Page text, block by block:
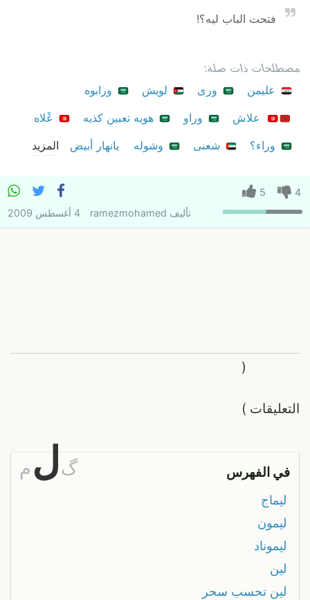
فتحت الباب ليه؟!
مصطلحات ذات صلة:
عليمن
ورى لويش
ورابوه
علاش
وراو هويه تعبين كذيه
عْلاه
وراء؟
شعنى وشوله يانهار أبيض المزيد
4
5
تأليف ramezmohamed 4 أغسطس 2009
التعليقات
(
)
في الفهرس گل م
ليماج
ليمون
ليموناد
لين
لين تحسب سحر